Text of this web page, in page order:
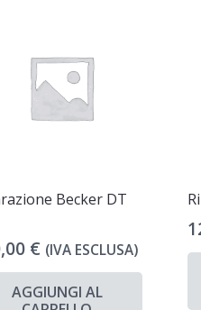
Becker DT
€ (IVA ESCLUSA)
AGGIUNGI AL